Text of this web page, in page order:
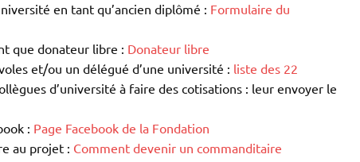
en tant qu’ancien diplômé : Formulaire du
que donateur libre : Donateur libre
et/ou un délégué d’une université : liste des 22
d’université à faire des cotisations : leur envoyer le
: Page Facebook de la Fondation
au projet : Comment devenir un commanditaire